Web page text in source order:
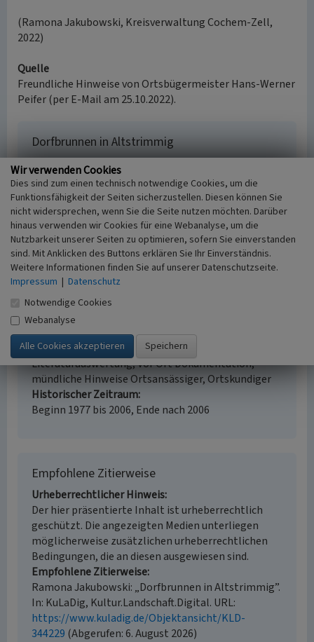
(Ramona Jakubowski, Kreisverwaltung Cochem-Zell,
2022)
Quelle
Freundliche Hinweise von Ortsbügermeister Hans-Werner
Peifer (per E-Mail am 25.10.2022).
Dorfbrunnen in Altstrimmig
Schlagwörter
Brunnenfigur Brunnen
Straße / Hausnummer
Kirchstraße
Ort
56858 Altstrimmig
Gesetzlich geschütztes Kulturdenkmal
Kein
Fachsicht(en)
Kulturlandschaftspflege
Erfassungsmaßstab
i.d.R. 1:5.000 (größer als 1:20.000)
Erfassungsmethode
Literaturauswertung, Vor Ort Dokumentation,
mündliche Hinweise Ortsansässiger, Ortskundiger
Historischer Zeitraum
Beginn 1977 bis 2006, Ende nach 2006
Empfohlene Zitierweise
Urheberrechtlicher Hinweis
Der hier präsentierte Inhalt ist urheberrechtlich
geschützt. Die angezeigten Medien unterliegen
möglicherweise zusätzlichen urheberrechtlichen
Bedingungen, die an diesen ausgewiesen sind.
Empfohlene Zitierweise
Ramona Jakubowski: „Dorfbrunnen in Altstrimmig”.
In: KuLaDig, Kultur.Landschaft.Digital. URL:
https://www.kuladig.de/Objektansicht/KLD-
344229 (Abgerufen: 6. August 2026)
Wir verwenden Cookies
Dies sind zum einen technisch notwendige Cookies, um die
Funktionsfähigkeit der Seiten sicherzustellen. Diesen können Sie
nicht widersprechen, wenn Sie die Seite nutzen möchten. Darüber
hinaus verwenden wir Cookies für eine Webanalyse, um die
Nutzbarkeit unserer Seiten zu optimieren, sofern Sie einverstanden
sind. Mit Anklicken des Buttons erklären Sie Ihr Einverständnis.
Weitere Informationen finden Sie auf unserer Datenschutzseite.
Impressum | Datenschutz
Notwendige Cookies
Webanalyse